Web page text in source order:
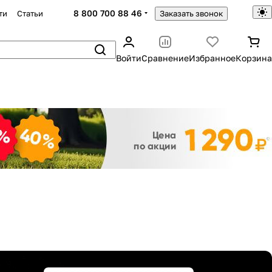
Статьи 8 800 700 88 46 Заказать звонок
ВойтиСравнениеИзбранноеКорзина
Закрыть